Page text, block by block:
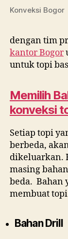
Konveksi Bogor
dengan tim
kantor Bogor
untuk topi
Memilih
konveksi
Setiap topi
berbeda,
dikeluarkan.
masing
beda. Bahan
membuat
Bahan Drill